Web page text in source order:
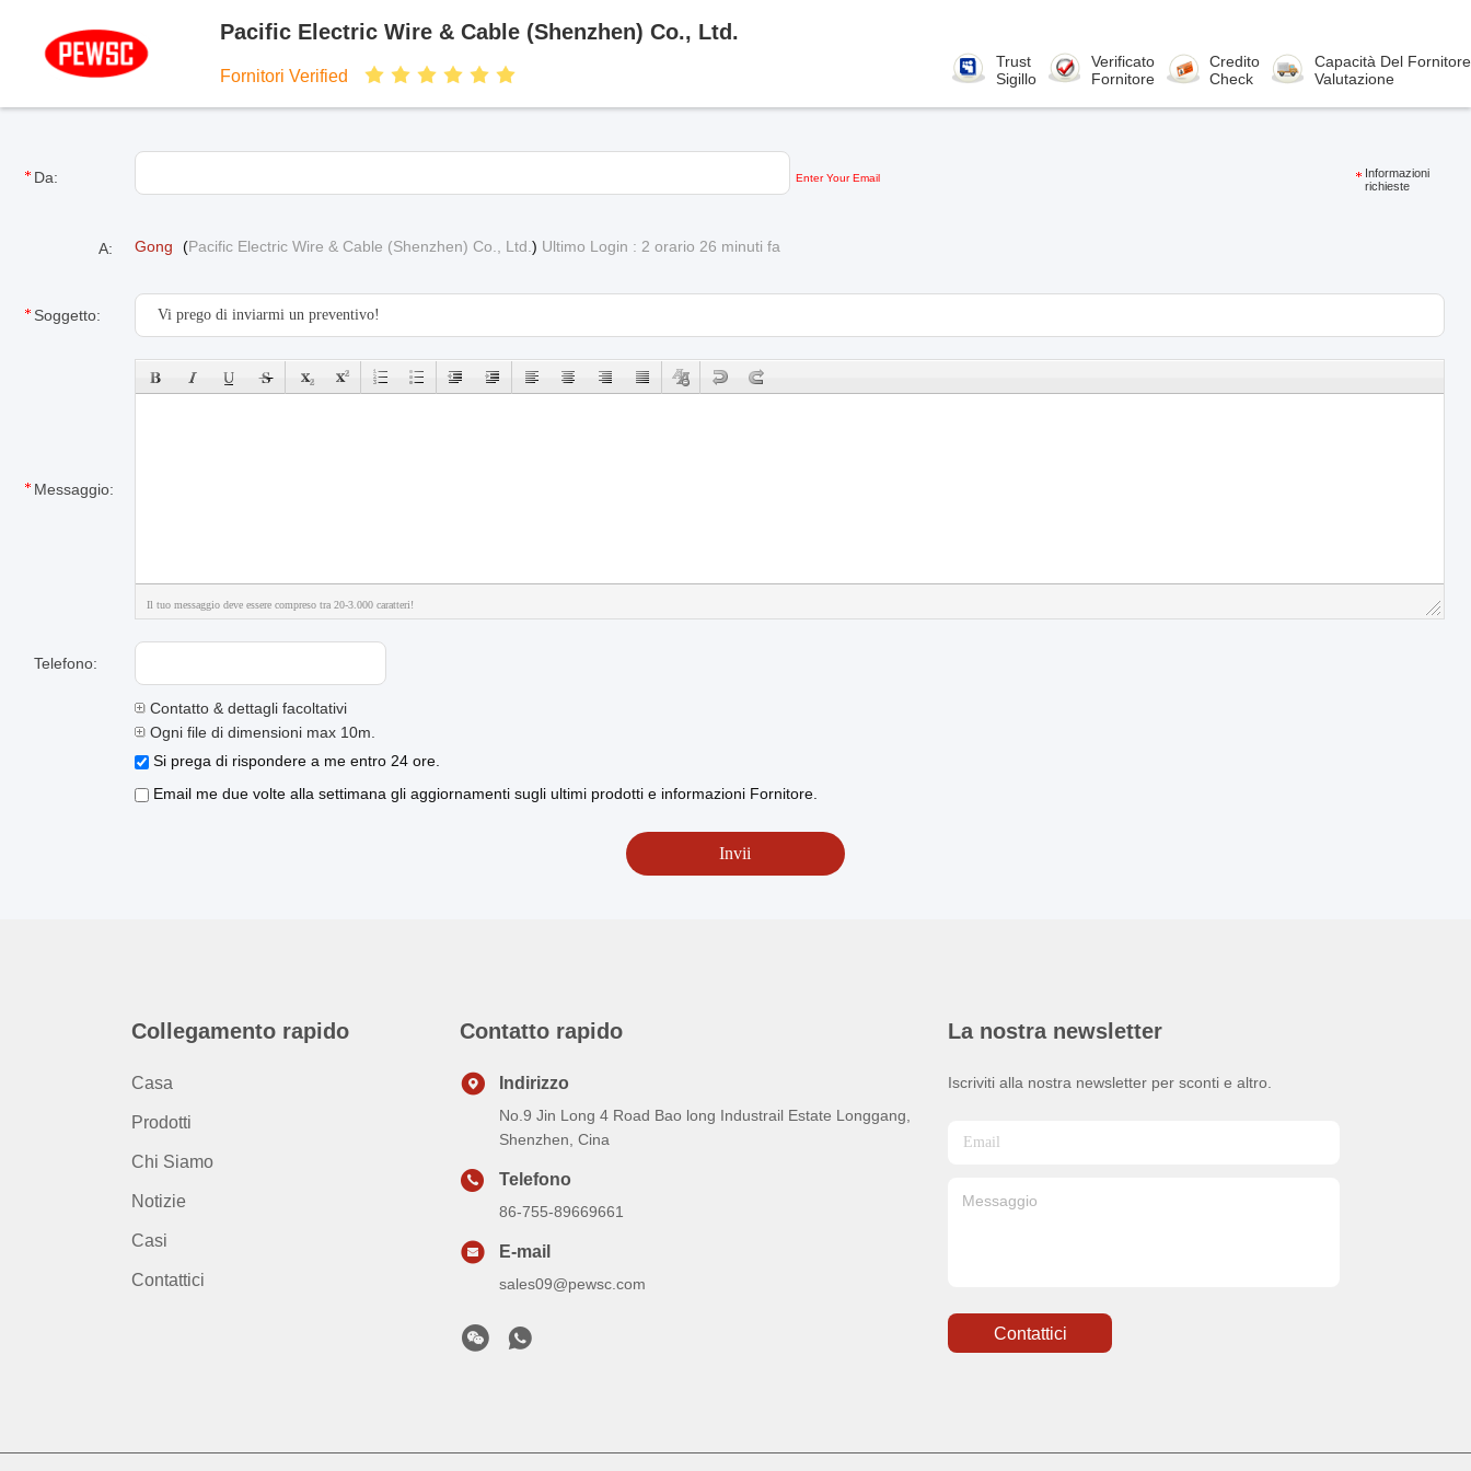
Pacific Electric Wire & Cable (Shenzhen) Co., Ltd.
Fornitori Verified
Trust
Sigillo
Verificato
Fornitore
Credito
Check
Capacità Del Fornitore
Valutazione
Da: Enter Your Email
Informazioni
richieste
A: Gong (Pacific Electric Wire & Cable (Shenzhen) Co., Ltd.) Ultimo Login : 2 orario 26 minuti fa
Soggetto:
Messaggio:
Il tuo messaggio deve essere compreso tra 20-3.000 caratteri!
Telefono:
Contatto & dettagli facoltativi
Ogni file di dimensioni max 10m.
Si prega di rispondere a me entro 24 ore.
Email me due volte alla settimana gli aggiornamenti sugli ultimi prodotti e informazioni Fornitore.
Collegamento rapido
Casa
Prodotti
Chi Siamo
Notizie
Casi
Contattici
Contatto rapido
Indirizzo
No.9 Jin Long 4 Road Bao long Industrail Estate Longgang,
Shenzhen, Cina
Telefono
86-755-89669661
E-mail
sales09@pewsc.com
La nostra newsletter
Iscriviti alla nostra newsletter per sconti e altro.
Contattici